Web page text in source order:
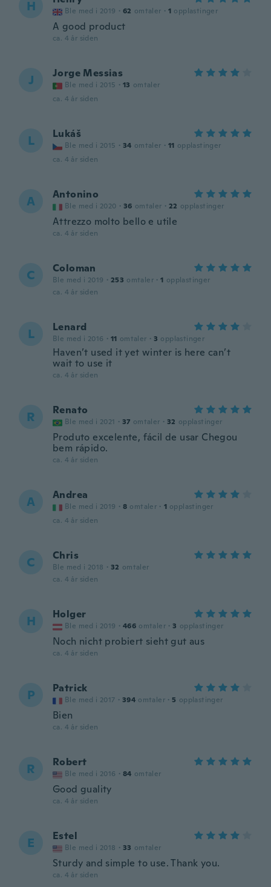
H Ble med i 2019 · 62 omtaler · 1 opplastinger
A good product
ca. 4 år siden
J Jorge Messias
Ble med i 2015 · 13 omtaler
ca. 4 år siden
L Lukáš
Ble med i 2015 · 34 omtaler · 11 opplastinger
ca. 4 år siden
A Antonino
Ble med i 2020 · 36 omtaler · 22 opplastinger
Attrezzo molto bello e utile
ca. 4 år siden
C Coloman
Ble med i 2019 · 253 omtaler · 1 opplastinger
ca. 4 år siden
L Lenard
Ble med i 2016 · 11 omtaler · 3 opplastinger
Haven’t used it yet winter is here can’t
wait to use it
ca. 4 år siden
R Renato
Ble med i 2021 · 37 omtaler · 32 opplastinger
Produto excelente, fácil de usar Chegou
bem rápido.
ca. 4 år siden
A Andrea
Ble med i 2019 · 8 omtaler · 1 opplastinger
ca. 4 år siden
C Chris
Ble med i 2018 · 32 omtaler
ca. 4 år siden
H Holger
Ble med i 2019 · 466 omtaler · 3 opplastinger
Noch nicht probiert sieht gut aus
ca. 4 år siden
P Patrick
Ble med i 2017 · 394 omtaler · 5 opplastinger
Bien
ca. 4 år siden
R Robert
Ble med i 2016 · 84 omtaler
Good guality
ca. 4 år siden
E Estel
Ble med i 2018 · 33 omtaler
Sturdy and simple to use. Thank you.
ca. 4 år siden